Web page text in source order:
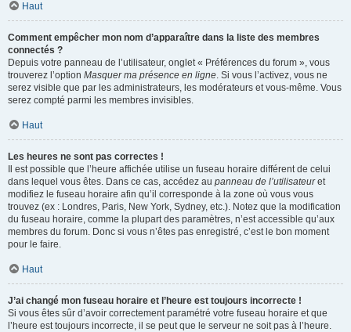
Haut
Comment empêcher mon nom d’apparaître dans la liste des membres
connectés ?
Depuis votre panneau de l’utilisateur, onglet « Préférences du forum », vous
trouverez l’option Masquer ma présence en ligne. Si vous l’activez, vous ne
serez visible que par les administrateurs, les modérateurs et vous-même. Vous
serez compté parmi les membres invisibles.
Haut
Les heures ne sont pas correctes !
Il est possible que l’heure affichée utilise un fuseau horaire différent de celui
dans lequel vous êtes. Dans ce cas, accédez au panneau de l’utilisateuret
modifiez le fuseau horaire afin qu’il corresponde à la zone où vous vous
trouvez (ex : Londres, Paris, New York, Sydney, etc.). Notez que la modification
du fuseau horaire, comme la plupart des paramètres, n’est accessible qu’aux
membres du forum. Donc si vous n’êtes pas enregistré, c’est le bon moment
pour le faire.
Haut
J’ai changé mon fuseau horaire et l’heure est toujours incorrecte !
Si vous êtes sûr d’avoir correctement paramétré votre fuseau horaire et que
l’heure est toujours incorrecte, il se peut que le serveur ne soit pas à l’heure.